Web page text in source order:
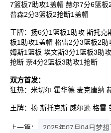
7篮板7助攻1盖帽 赫尔7分6篮
普森2分3篮板2抢断1盖帽
王牌：扬6分1篮板1助攻 斯托
板1助攻1盖帽 格雷2分3篮板2
姆斯1篮板 埃文斯3分1篮板3助
抢断 奈4分2篮板3助攻1抢断
双方首发：
狂热：米切尔 霍华德 麦克唐纳
王牌：扬 斯托克斯 威尔逊 格雷
上一篇：
2025年07月04日梦想